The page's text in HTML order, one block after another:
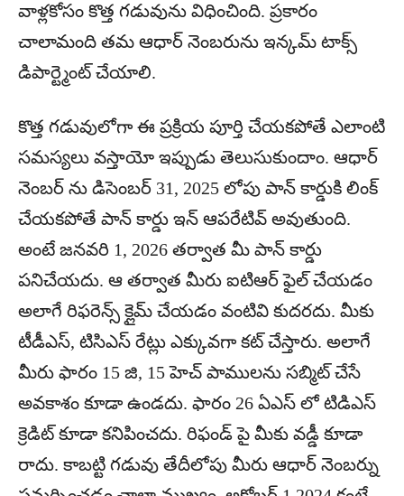
వాళ్లకోసం కొత్త గడువును విధించింది. ప్రకారం
చాలామంది తమ ఆధార్ నెంబరును ఇన్కమ్ టాక్స్
డిపార్ట్మెంట్ చేయాలి.
కొత్త గడువులోగా ఈ ప్రక్రియ పూర్తి చేయకపోతే ఎలాంటి
సమస్యలు వస్తాయో ఇప్పుడు తెలుసుకుందాం. ఆధార్
నెంబర్ ను డిసెంబర్ 31, 2025 లోపు పాన్ కార్డుకి లింక్
చేయకపోతే పాన్ కార్డు ఇన్ ఆపరేటివ్ అవుతుంది.
అంటే జనవరి 1, 2026 తర్వాత మీ పాన్ కార్డు
పనిచేయదు. ఆ తర్వాత మీరు ఐటిఆర్ ఫైల్ చేయడం
అలాగే రిఫరెన్స్ క్లైమ్ చేయడం వంటివి కుదరదు. మీకు
టీడీఎస్, టిసిఎస్ రేట్లు ఎక్కువగా కట్ చేస్తారు. అలాగే
మీరు ఫారం 15 జి, 15 హెచ్ పాములను సబ్మిట్ చేసే
అవకాశం కూడా ఉండదు. ఫారం 26 ఏఎస్ లో టిడిఎస్
క్రెడిట్ కూడా కనిపించదు. రిఫండ్ పై మీకు వడ్డీ కూడా
రాదు. కాబట్టి గడువు తేదీలోపు మీరు ఆధార్ నెంబర్ను